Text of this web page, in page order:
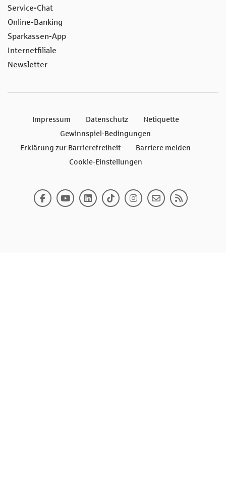
Service-Chat
Online-Banking
Sparkassen-App
Internetfiliale
Newsletter
Impressum Datenschutz
Netiquette
Gewinnspiel-Bedingungen
Erklärung zur Barrierefreiheit
Barriere melden
Cookie-Einstellungen